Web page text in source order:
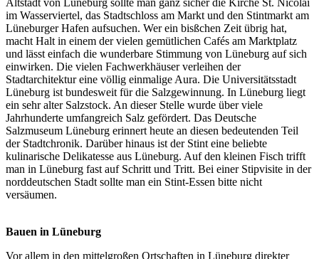
Altstadt von Lüneburg sollte man ganz sicher die Kirche St. Nicolai
im Wasserviertel, das Stadtschloss am Markt und den Stintmarkt am
Lüneburger Hafen aufsuchen. Wer ein bisßchen Zeit übrig hat,
macht Halt in einem der vielen gemütlichen Cafés am Marktplatz
und lässt einfach die wunderbare Stimmung von Lüneburg auf sich
einwirken. Die vielen Fachwerkhäuser verleihen der
Stadtarchitektur eine völlig einmalige Aura. Die Universitätsstadt
Lüneburg ist bundesweit für die Salzgewinnung. In Lüneburg liegt
ein sehr alter Salzstock. An dieser Stelle wurde über viele
Jahrhunderte umfangreich Salz gefördert. Das Deutsche
Salzmuseum Lüneburg erinnert heute an diesen bedeutenden Teil
der Stadtchronik. Darüber hinaus ist der Stint eine beliebte
kulinarische Delikatesse aus Lüneburg. Auf den kleinen Fisch trifft
man in Lüneburg fast auf Schritt und Tritt. Bei einer Stipvisite in der
norddeutschen Stadt sollte man ein Stint-Essen bitte nicht
versäumen.
Bauen in Lüneburg
Vor allem in den mittelgroßen Ortschaften in Lüneburg direkter